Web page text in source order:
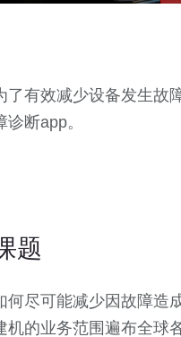
了有效减少设备发生故
诊断app。
题
何尽可能减少因故障造
机的业务范围遍布全球